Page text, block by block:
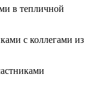
в тепличной
с коллегами из